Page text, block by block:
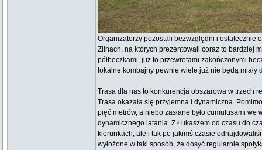
Organizatorzy pozostali bezwzględni i ostatecznie
Zlinach, na których prezentowali coraz to bardziej
półbeczkami, już to przewrotami zakończonymi
lokalne kombajny pewnie wiele już nie będą miały
Trasa dla nas to konkurencja obszarowa w trzech
Trasa okazała się przyjemna i dynamiczna.
pięć metrów, a niebo zasłane było cumulusami
dynamicznego latania. Z Łukaszem od czasu do
kierunkach, ale i tak po jakimś czasie
wyłożone w taki sposób, że dosyć regularnie